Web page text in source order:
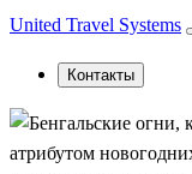
United Travel Systems
Контакты